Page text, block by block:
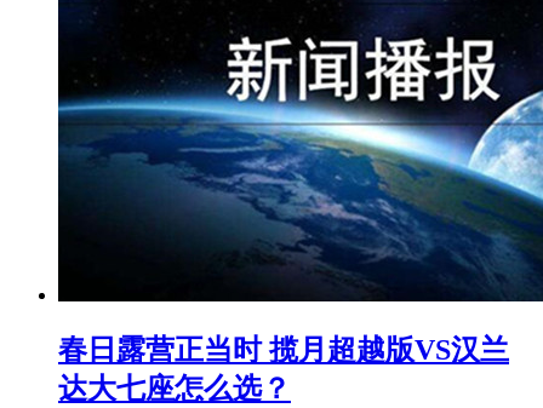
春日露营正当时 揽月超越版VS汉兰
达大七座怎么选？